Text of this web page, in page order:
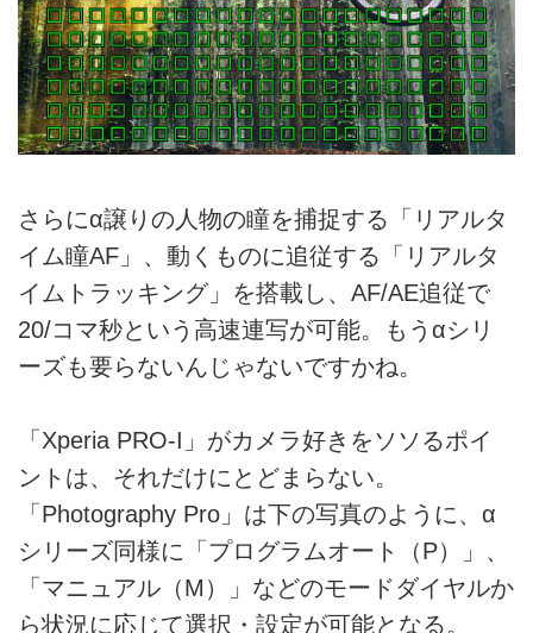
さらにα譲りの人物の瞳を捕捉する「リアルタ
イム瞳AF」、動くものに追従する「リアルタ
イムトラッキング」を搭載し、AF/AE追従で
20/コマ秒という高速連写が可能。もうαシリ
ーズも要らないんじゃないですかね。
「Xperia PRO-I」がカメラ好きをソソるポイ
ントは、それだけにとどまらない。
「Photography Pro」は下の写真のように、α
シリーズ同様に「プログラムオート（P）」、
「マニュアル（M）」などのモードダイヤルか
ら状況に応じて選択・設定が可能となる。